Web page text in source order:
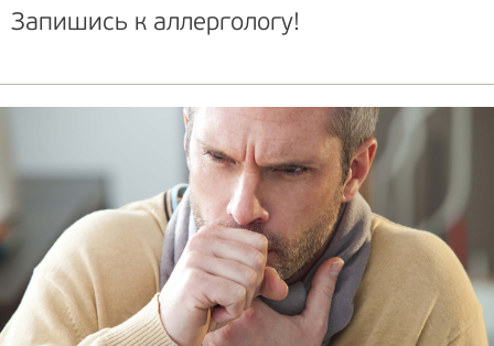
Запишись к аллергологу!